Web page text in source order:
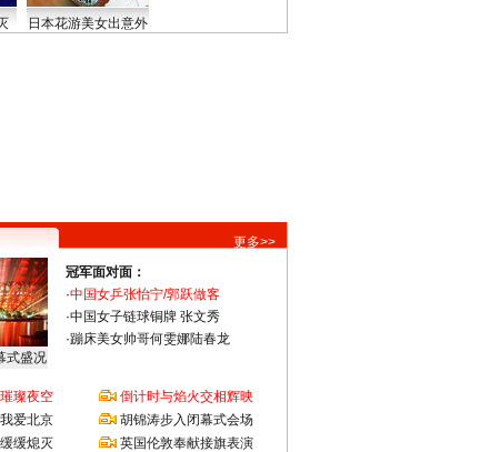
日本花游美女出意外
更多>>
式盛况
冠军面对面：
·中国女乒张怡宁/郭跃做客
·中国女子链球铜牌 张文秀
·蹦床美女帅哥何雯娜陆春龙
璨夜空
爱北京
缓熄灭
倒计时与焰火交相辉映
胡锦涛步入闭幕式会场
英国伦敦奉献接旗表演